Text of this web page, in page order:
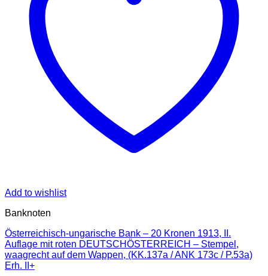
Add to wishlist
Banknoten
Österreichisch-ungarische Bank – 20 Kronen 1913, II.
Auflage mit roten DEUTSCHÖSTERREICH – Stempel,
waagrecht auf dem Wappen, (KK.137a / ANK 173c / P.53a)
Erh. II+